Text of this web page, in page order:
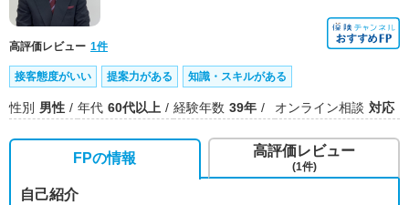
高評価レビュー 1件
接客態度がいい 提案力がある 知識・スキルがある
性別 男性 年代 60代以上 経験年数 39年 オンライン相談 対応
FPの情報
自己紹介
高評価レビュー
(1件)